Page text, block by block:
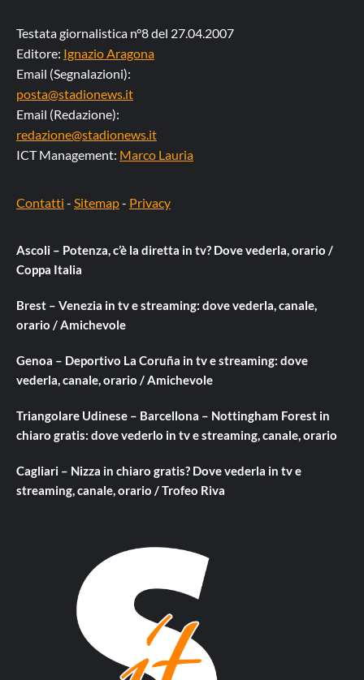
Testata giornalistica n°8 del 27.04.2007
Editore: Ignazio Aragona
Email (Segnalazioni):
posta@stadionews.it
Email (Redazione):
redazione@stadionews.it
ICT Management: Marco Lauria
Contatti - Sitemap- Privacy
Ascoli – Potenza, c’è la diretta in tv? Dove vederla, orario /
Coppa Italia
Brest – Venezia in tv e streaming: dove vederla, canale,
orario / Amichevole
Genoa – Deportivo La Coruña in tv e streaming: dove
vederla, canale, orario / Amichevole
Triangolare Udinese – Barcellona – Nottingham Forest in
chiaro gratis: dove vederlo in tv e streaming, canale, orario
Cagliari – Nizza in chiaro gratis? Dove vederla in tv e
streaming, canale, orario / Trofeo Riva